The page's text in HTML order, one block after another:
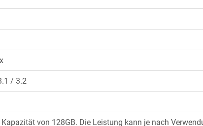
/ 3.2
von 128GB. Die Leistung kann je nach